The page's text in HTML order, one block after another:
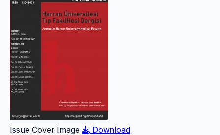
Issue Cover Image
Download